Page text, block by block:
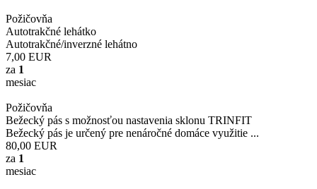
Požičovňa
Autotrakčné lehátko
Autotrakčné/inverzné lehátno
7,00 EUR
za 1
mesiac
Požičovňa
Bežecký pás s možnosťou nastavenia sklonu TRINFIT
Bežecký pás je určený pre nenáročné domáce využitie ...
80,00 EUR
za 1
mesiac